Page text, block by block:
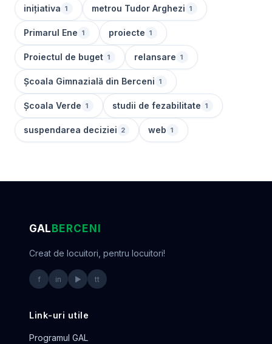
inițiativa 1 metrou Tudor Arghezi 1
Primarul Ene 1 proiecte 1
Proiectul de buget 1 relansare 1
Școala Gimnazială din Berceni 1
Școala Verde 1 studii de fezabilitate 1
suspendarea deciziei 2 web 1
GAL BERCENI
Creat de locuitori, pentru locuitori!
f in ▶ tt
Link-uri utile
Programul GAL